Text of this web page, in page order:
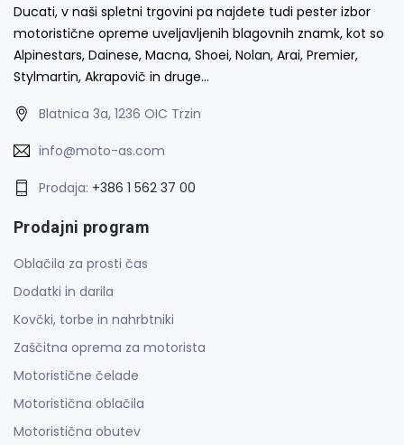
Ducati, v naši spletni trgovini pa najdete tudi pester izbor
motoristične opreme uveljavljenih blagovnih znamk, kot so
Alpinestars, Dainese, Macna, Shoei, Nolan, Arai, Premier,
Stylmartin, Akrapovič in druge…
Blatnica 3a, 1236 OIC Trzin
info@moto-as.com
Prodaja: +386 1 562 37 00
Prodajni program
Oblačila za prosti čas
Dodatki in darila
Kovčki, torbe in nahrbtniki
Zaščitna oprema za motorista
Motoristične čelade
Motoristična oblačila
Motoristična obutev